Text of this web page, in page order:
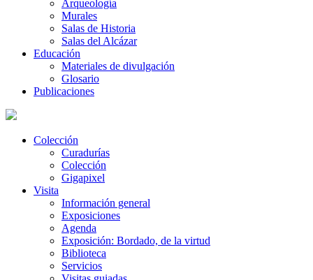
Arqueología
Murales
Salas de Historia
Salas del Alcázar
Educación
Materiales de divulgación
Glosario
Publicaciones
Colección
Curadurías
Colección
Gigapixel
Visita
Información general
Exposiciones
Agenda
Exposición: Bordado, de la virtud
Biblioteca
Servicios